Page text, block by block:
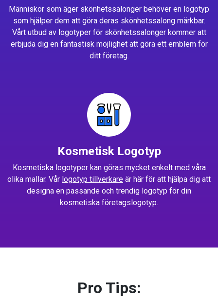
Människor som äger skönhetssalonger behöver en logotyp
som hjälper dem att göra deras skönhetssalong märkbar.
Vårt utbud av logotyper för skönhetssalonger kommer att
erbjuda dig en fantastisk möjlighet att göra ett emblem för
ditt företag.
Kosmetisk Logotyp
Kosmetiska logotyper kan göras mycket enkelt med våra
olika mallar. Vår logotyp tillverkare är här för att hjälpa dig att
designa en passande och trendig logotyp för din
kosmetiska företagslogotyp.
Pro Tips: